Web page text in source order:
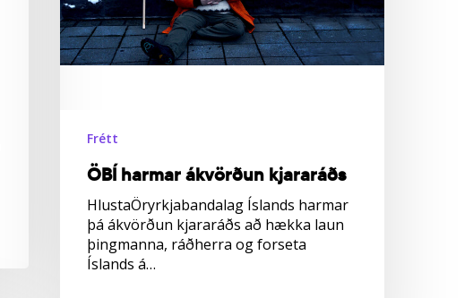
Frétt
ÖBÍ harmar ákvörðun kjararáðs
HlustaÖryrkjabandalag Íslands harmar
þá ákvörðun kjararáðs að hækka laun
þingmanna, ráðherra og forseta
Íslands á…